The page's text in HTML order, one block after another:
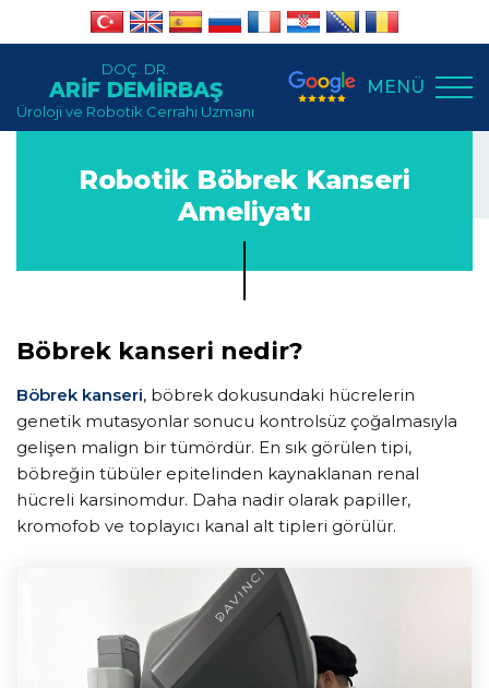
DOÇ. DR.
ARİF DEMİRBAŞ
Üroloji ve Robotik Cerrahi Uzmanı
MENÜ
Robotik Böbrek Kanseri
Ameliyatı
Böbrek kanseri nedir?
Böbrek kanseri, böbrek dokusundaki hücrelerin
genetik mutasyonlar sonucu kontrolsüz çoğalmasıyla
gelişen malign bir tümördür. En sık görülen tipi,
böbreğin tübüler epitelinden kaynaklanan renal
hücreli karsinomdur. Daha nadir olarak papiller,
kromofob ve toplayıcı kanal alt tipleri görülür.